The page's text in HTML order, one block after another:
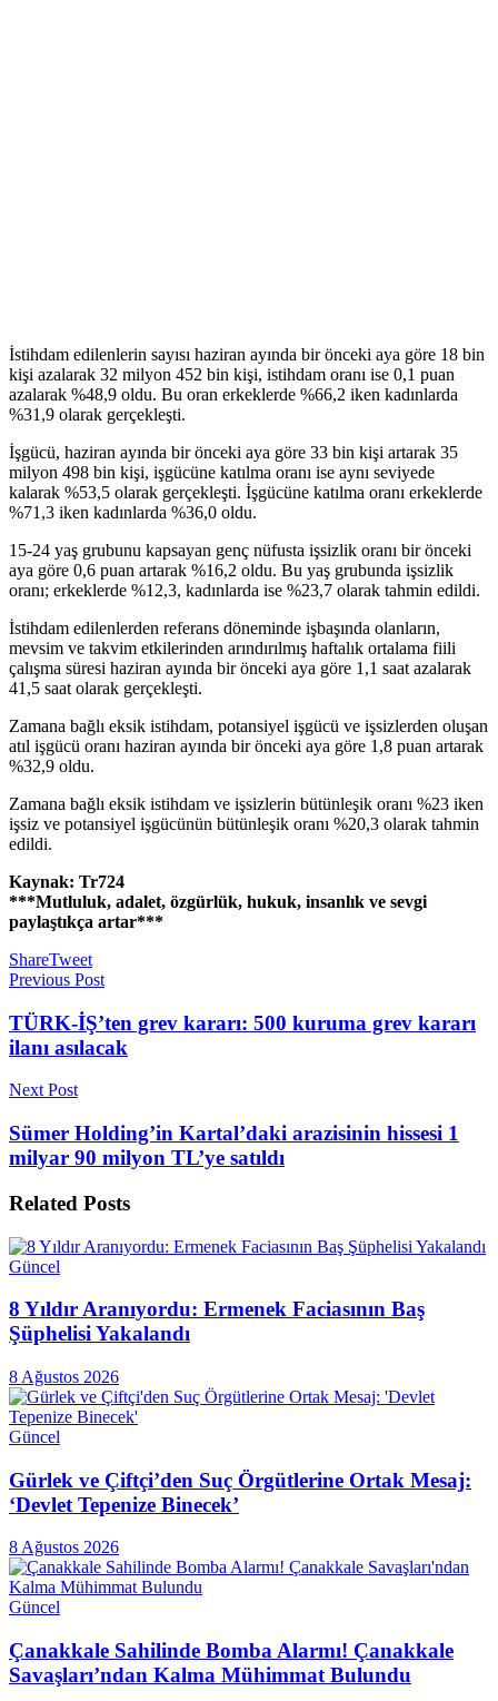
İstihdam edilenlerin sayısı haziran ayında bir önceki aya göre 18 bin
kişi azalarak 32 milyon 452 bin kişi, istihdam oranı ise 0,1 puan
azalarak %48,9 oldu. Bu oran erkeklerde %66,2 iken kadınlarda
%31,9 olarak gerçekleşti.
İşgücü, haziran ayında bir önceki aya göre 33 bin kişi artarak 35
milyon 498 bin kişi, işgücüne katılma oranı ise aynı seviyede
kalarak %53,5 olarak gerçekleşti. İşgücüne katılma oranı erkeklerde
%71,3 iken kadınlarda %36,0 oldu.
15-24 yaş grubunu kapsayan genç nüfusta işsizlik oranı bir önceki
aya göre 0,6 puan artarak %16,2 oldu. Bu yaş grubunda işsizlik
oranı; erkeklerde %12,3, kadınlarda ise %23,7 olarak tahmin edildi.
İstihdam edilenlerden referans döneminde işbaşında olanların,
mevsim ve takvim etkilerinden arındırılmış haftalık ortalama fiili
çalışma süresi haziran ayında bir önceki aya göre 1,1 saat azalarak
41,5 saat olarak gerçekleşti.
Zamana bağlı eksik istihdam, potansiyel işgücü ve işsizlerden oluşan
atıl işgücü oranı haziran ayında bir önceki aya göre 1,8 puan artarak
%32,9 oldu.
Zamana bağlı eksik istihdam ve işsizlerin bütünleşik oranı %23 iken
işsiz ve potansiyel işgücünün bütünleşik oranı %20,3 olarak tahmin
edildi.
Kaynak: Tr724
***Mutluluk, adalet, özgürlük, hukuk, insanlık ve sevgi
paylaştıkça artar***
ShareTweet
Previous Post
TÜRK-İŞ’ten grev kararı: 500 kuruma grev kararı
ilanı asılacak
Next Post
Sümer Holding’in Kartal’daki arazisinin hissesi 1
milyar 90 milyon TL’ye satıldı
Related Posts
Güncel
8 Yıldır Aranıyordu: Ermenek Faciasının Baş
Şüphelisi Yakalandı
8 Ağustos 2026
Güncel
Gürlek ve Çiftçi’den Suç Örgütlerine Ortak Mesaj:
‘Devlet Tepenize Binecek’
8 Ağustos 2026
Güncel
Çanakkale Sahilinde Bomba Alarmı! Çanakkale
Savaşları’ndan Kalma Mühimmat Bulundu